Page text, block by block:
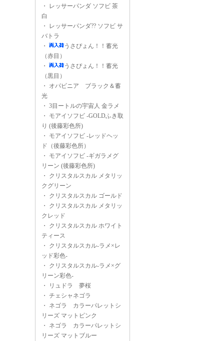
・
レッサーパンダ ソフビ 茶
白
・
レッサーパンダ?? ソフビ サ
バトラ
・
うさぴょん！！蓄光
（赤目）
・
うさぴょん！！蓄光
（黒目）
・ オパビニア ブラック＆蓄
光
・ 3目ートルの宇宙人 金ラメ
・ モアイソフビ -GOLDふき取
り (後藤彩色所)
・ モアイソフビ -レッドヘッ
ド（後藤彩色所）
・ モアイソフビ -ギガラメグ
リーン (後藤彩色所)
・ クリスタルスカル メタリッ
クグリーン
・ クリスタルスカル ゴールド
・ クリスタルスカル メタリッ
クレッド
・ クリスタルスカル ホワイト
ティース
・ クリスタルスカル-ラメ×レ
ッド彩色-
・ クリスタルスカル-ラメ×グ
リーン彩色-
・
リュドラ 夢桜
・ チェシャネゴラ
・ ネゴラ カラーパレットシ
リーズ マットピンク
・ ネゴラ カラーパレットシ
リーズ マットブルー